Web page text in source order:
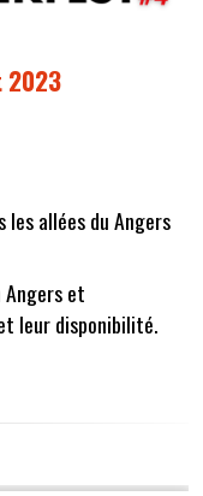
2023
les allées du Angers
Angers et
leur disponibilité.